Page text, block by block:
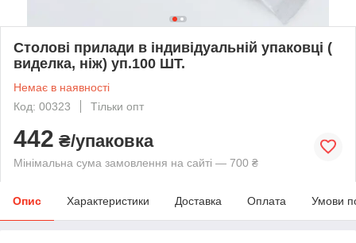
Столові прилади в індивідуальній упаковці (
виделка, ніж) уп.100 ШТ.
Немає в наявності
Код: 00323
Тільки опт
442 ₴/упаковка
Мінімальна сума замовлення на сайті — 700 ₴
Опис Характеристики Доставка Оплата Умови